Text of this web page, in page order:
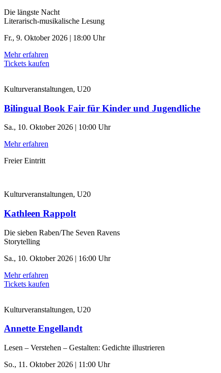
Die längste Nacht
Literarisch-musikalische Lesung
Fr., 9. Oktober 2026 | 18:00 Uhr
Mehr erfahren
Tickets kaufen
Kulturveranstaltungen, U20
Bilingual Book Fair für Kinder und Jugendliche
Sa., 10. Oktober 2026 | 10:00 Uhr
Mehr erfahren
Freier Eintritt
Kulturveranstaltungen, U20
Kathleen Rappolt
Die sieben Raben/The Seven Ravens
Storytelling
Sa., 10. Oktober 2026 | 16:00 Uhr
Mehr erfahren
Tickets kaufen
Kulturveranstaltungen, U20
Annette Engellandt
Lesen – Verstehen – Gestalten: Gedichte illustrieren
So., 11. Oktober 2026 | 11:00 Uhr